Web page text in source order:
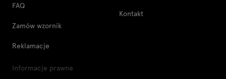
FAQ
Zamów wzornik
Reklamacje
Kontakt
Informacje prawne